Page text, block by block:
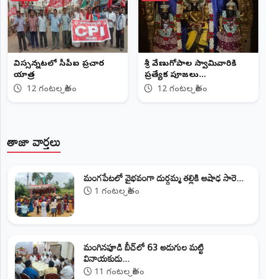
విస్సన్నపేటలో సీపీఐ ప్రచార
యాత్ర
12 గంటల క్రితం
శ్రీ వేణుగోపాల స్వామివారికి
ప్రత్యేక పూజలు...
12 గంటల క్రితం
తాజా వార్తలు
మంగపేటలో వైభవంగా దుర్గమ్మ తల్లికి ఆషాఢ సారె...
1 గంటల క్రితం
మంగినపూడి బీచ్‌లో 63 అడుగుల మట్టి
వినాయకుడు...
11 గంటల క్రితం